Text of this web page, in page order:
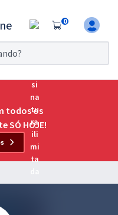
0
da
todos os
SÓ HOJE!